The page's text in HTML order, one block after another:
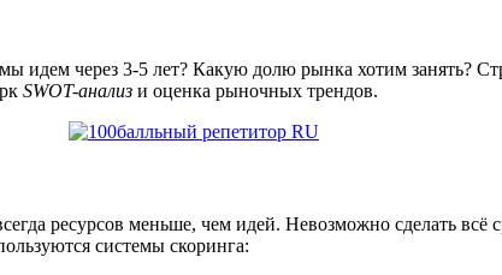
идем через 3-5 лет? Какую долю рынка хотим занять?
SWOT-анализ и оценка рыночных трендов.
ресурсов меньше, чем идей. Невозможно сделать всё
системы скоринга: